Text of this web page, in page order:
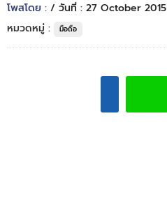
โพสโดย : / วันที่ : 27 October 2015
หมวดหมู่ :
มือถือ